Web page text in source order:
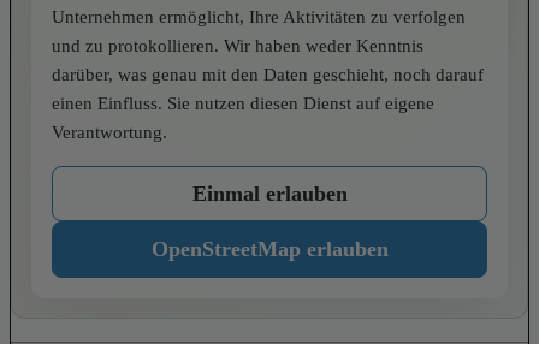
Unternehmen ermöglicht, Ihre Aktivitäten zu verfolgen
und zu protokollieren. Wir haben weder Kenntnis
darüber, was genau mit den Daten geschieht, noch darauf
einen Einfluss. Sie nutzen diesen Dienst auf eigene
Verantwortung.
Einmal erlauben
OpenStreetMap erlauben